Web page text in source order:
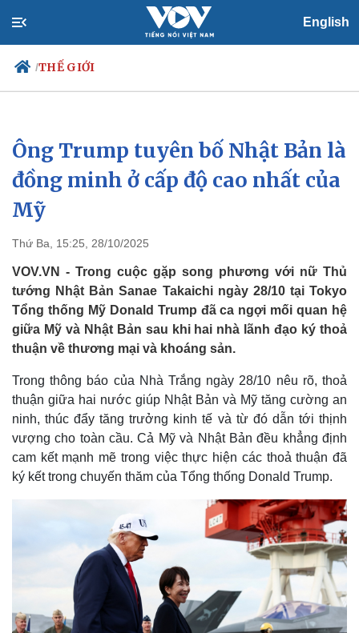
English
/THẾ GIỚI
Chính trị
Đảng
Tổ chức nhân sự
Quốc hội
Nhận diện sự thật
Xã hội
Tin 24h
Dự báo thời tiết
Ông Trump tuyên bố Nhật Bản là
đồng minh ở cấp độ cao nhất của
Mỹ
Thứ Ba, 15:25, 28/10/2025
VOV.VN - Trong cuộc gặp song phương với nữ Thủ
tướng Nhật Bản Sanae Takaichi ngày 28/10 tại Tokyo
Tổng thống Mỹ Donald Trump đã ca ngợi mối quan hệ
giữa Mỹ và Nhật Bản sau khi hai nhà lãnh đạo ký thoả
thuận về thương mại và khoáng sản.
Trong thông báo của Nhà Trắng ngày 28/10 nêu rõ, thoả
thuận giữa hai nước giúp Nhật Bản và Mỹ tăng cường an
ninh, thúc đẩy tăng trưởng kinh tế và từ đó dẫn tới thịnh
vượng cho toàn cầu. Cả Mỹ và Nhật Bản đều khẳng định
cam kết mạnh mẽ trong việc thực hiện các thoả thuận đã
ký kết trong chuyến thăm của Tổng thống Donald Trump.